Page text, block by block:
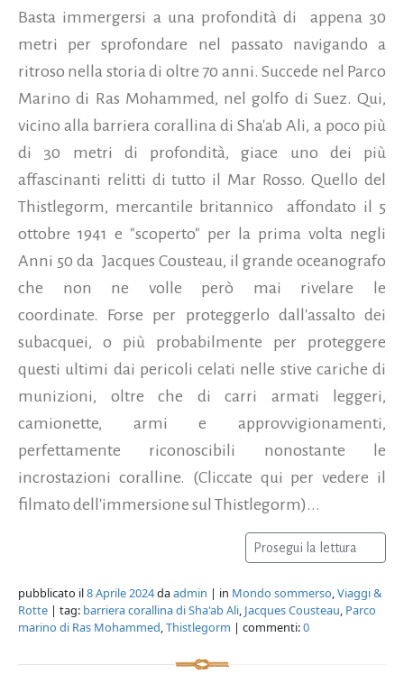
Basta immergersi a una profondità di appena 30
metri per sprofondare nel passato navigando a
ritroso nella storia di oltre 70 anni. Succede nel Parco
Marino di Ras Mohammed, nel golfo di Suez. Qui,
vicino alla barriera corallina di Sha'ab Ali, a poco più
di 30 metri di profondità, giace uno dei più
affascinanti relitti di tutto il Mar Rosso. Quello del
Thistlegorm, mercantile britannico affondato il 5
ottobre 1941 e "scoperto" per la prima volta negli
Anni 50 da Jacques Cousteau, il grande oceanografo
che non ne volle però mai rivelare le
coordinate. Forse per proteggerlo dall'assalto dei
subacquei, o più probabilmente per proteggere
questi ultimi dai pericoli celati nelle stive cariche di
munizioni, oltre che di carri armati leggeri,
camionette, armi e approvvigionamenti,
perfettamente riconoscibili nonostante le
incrostazioni coralline. (Cliccate qui per vedere il
filmato dell'immersione sul Thistlegorm)...
Prosegui la lettura
pubblicato il8 Aprile 2024daadmin | in Mondo sommerso,Viaggi &
Rotte | tag: barriera corallina di Sha'ab Ali, Jacques Cousteau, Parco
marino di Ras Mohammed,Thistlegorm | commenti:0